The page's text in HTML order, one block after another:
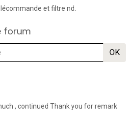
et filtre nd.
forum
OK
, continued Thank you for remark